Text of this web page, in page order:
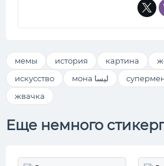
мемы история картина
искусство
мона ليسا
жвачка
Еще немного